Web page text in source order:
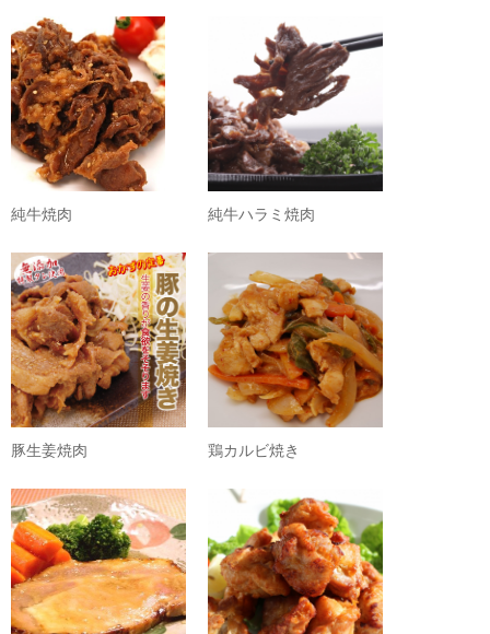
純牛焼肉 純牛ハラミ焼肉
豚生姜焼肉 鶏カルビ焼き